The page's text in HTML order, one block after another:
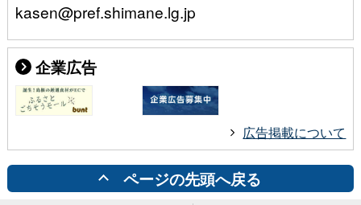
kasen@pref.shimane.lg.jp
企業広告
広告掲載について
ページの先頭へ戻る